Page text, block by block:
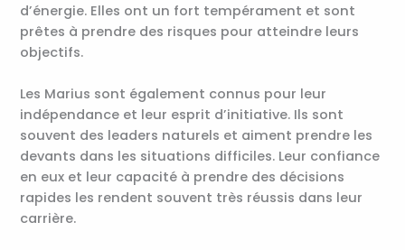
d’énergie. Elles ont un fort tempérament et sont
prêtes à prendre des risques pour atteindre leurs
objectifs.
Les Marius sont également connus pour leur
indépendance et leur esprit d’initiative. Ils sont
souvent des leaders naturels et aiment prendre les
devants dans les situations difficiles. Leur confiance
en eux et leur capacité à prendre des décisions
rapides les rendent souvent très réussis dans leur
carrière.